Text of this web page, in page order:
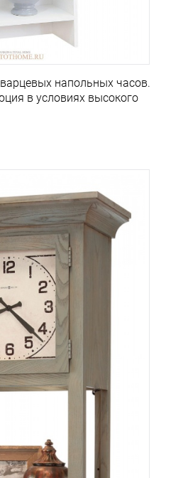
напольных часов.
в условиях высокого